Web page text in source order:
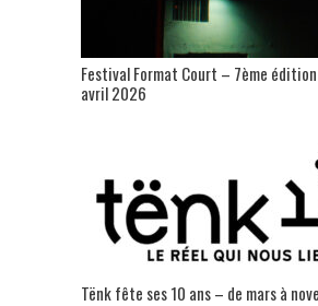
Festival Format Court – 7ème
avril 2026
Tënk fête ses 10 ans – de mars à